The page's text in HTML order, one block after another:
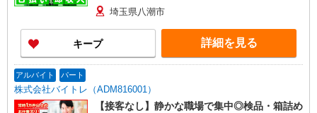
埼玉県八潮市
キープ 詳細を見る
アルバイト パート
株式会社バイトレ（ADM816001）
【接客なし】静かな職場で集中◎検品・箱詰め